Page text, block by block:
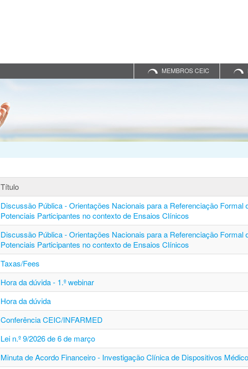
MEMBROS CEIC
Título
Discussão Pública - Orientações Nacionais para a Referenciação Formal
Potenciais Participantes no contexto de Ensaios Clínicos
Discussão Pública - Orientações Nacionais para a Referenciação Formal
Potenciais Participantes no contexto de Ensaios Clínicos
Taxas/Fees
Hora da dúvida - 1.º webinar
Hora da dúvida
Conferência CEIC/INFARMED
Lei n.º 9/2026 de 6 de março
Minuta de Acordo Financeiro - Investigação Clínica de Dispositivos